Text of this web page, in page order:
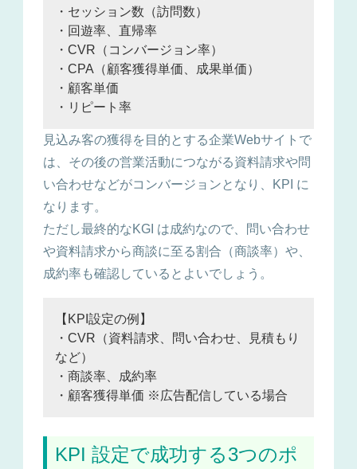
・セッション数（訪問数）
・回遊率、直帰率
・CVR（コンバージョン率）
・CPA（顧客獲得単価、成果単価）
・顧客単価
・リピート率
見込み客の獲得を目的とする企業Webサイトで
は、その後の営業活動につながる資料請求や問
い合わせなどがコンバージョンとなり、KPI に
なります。
ただし最終的なKGI は成約なので、問い合わせ
や資料請求から商談に至る割合（商談率）や、
成約率も確認しているとよいでしょう。
【KPI設定の例】
・CVR（資料請求、問い合わせ、見積もり
など）
・商談率、成約率
・顧客獲得単価 ※広告配信している場合
KPI 設定で成功する3つのポ